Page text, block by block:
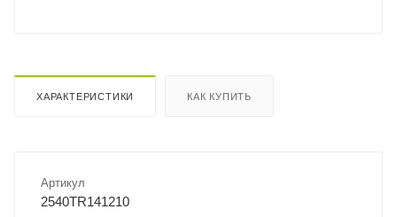
ХАРАКТЕРИСТИКИ КАК КУПИТЬ
Артикул
2540TR141210